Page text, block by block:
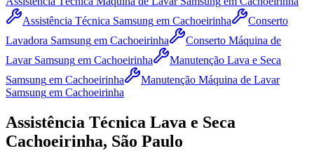
Assistência Técnica Samsung em Cachoeirinha
Conserto
Lavadora Samsung em Cachoeirinha
Conserto Máquina de
Lavar Samsung em Cachoeirinha
Manutenção Lava e Seca
Samsung em Cachoeirinha
Manutenção Máquina de Lavar
Samsung em Cachoeirinha
Assistência Técnica Lava e Seca
Cachoeirinha, São Paulo